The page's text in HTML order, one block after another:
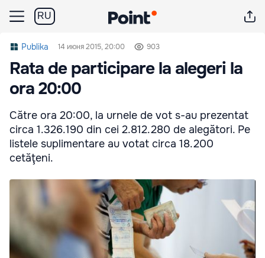
RU
Publika 14 июня 2015, 20:00 903
Rata de participare la alegeri la
ora 20:00
Către ora 20:00, la urnele de vot s-au prezentat
circa 1.326.190 din cei 2.812.280 de alegători. Pe
listele suplimentare au votat circa 18.200
cetăţeni.